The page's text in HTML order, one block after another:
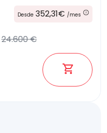
Desde 352,31€ /mes
24.600 €